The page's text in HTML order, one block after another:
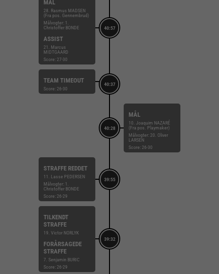
40:57
MÅL
28. Rasmus MADSEN
(Fra pos. Gennembrud)
Målvogter: 1.
Christoffer BONDE
ASSIST
21. Marcus
MIDTGAARD
Score: 27-30
40:37
TEAM TIMEOUT
Score: 26-30
40:28
MÅL
10. Joaquim NAZARÉ
(Fra pos. Playmaker)
Målvogter: 20. Oliver
LARSEN
Score: 26-30
39:55
STRAFFE REDDET
11. Lasse PEDERSEN
Målvogter: 1.
Christoffer BONDE
Score: 26-29
39:32
TILKENDT
STRAFFE
19. Victor NORLYK
FORÅRSAGEDE
STRAFFE
7. Senjamin BURIC
Score: 26-29